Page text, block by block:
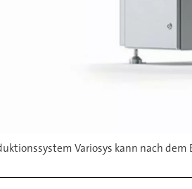
Variosys kann nach